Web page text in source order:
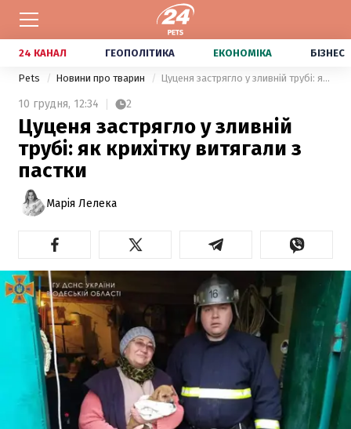
24 КАНАЛ ГЕОПОЛІТИКА ЕКОНОМІКА БІЗНЕС
Pets Новини про тварин Цуценя застрягло у зливній трубі: як крихітку витягали з пастки
10 грудня, 12:34 2
Цуценя застрягло у зливній
трубі: як крихітку витягали з
пастки
Марія Лелека